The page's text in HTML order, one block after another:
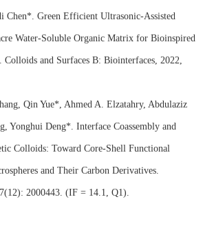
Chen*. Green Efficient Ultrasonic-Assisted
Water-Soluble Organic Matrix for Bioinspired
and Surfaces B: Biointerfaces, 2022,
Qin Yue*, Ahmed A. Elzatahry, Abdulaziz
Yonghui Deng*. Interface Coassembly and
Colloids: Toward Core-Shell Functional
and Their Carbon Derivatives.
2000443. (IF = 14.1, Q1).